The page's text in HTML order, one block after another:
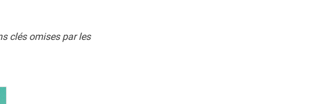
clés omises par les